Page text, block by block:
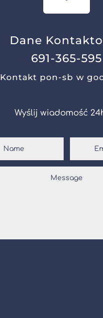
Dane
691-365-595
Kontakt pon-sb w
Wyślij wiadomość